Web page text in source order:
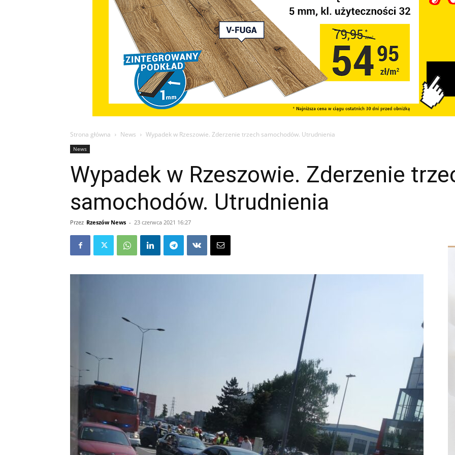
Strona główna News Wypadek w Rzeszowie. Zderzenie trzech samochodów. Utrudnienia
News
Wypadek w Rzeszowie. Zderzenie
samochodów. Utrudnienia
Przez Rzeszów News - 23 czerwca 2021 16:27